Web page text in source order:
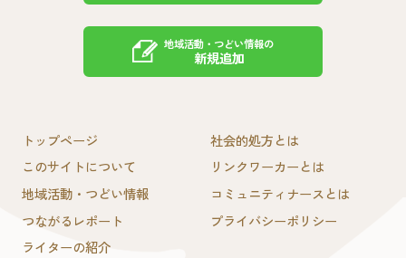
地域活動・つどい情報の
新規追加
トップページ
このサイトについて
地域活動・つどい情報
つながるレポート
ライターの紹介
社会的処方とは
リンクワーカーとは
コミュニティナースとは
プライバシーポリシー